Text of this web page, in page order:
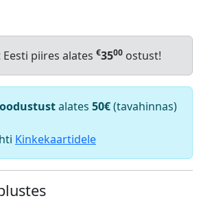
piires alates €3500 ostust!
alates 50€(tavahinnas)
Kinkekaartidele